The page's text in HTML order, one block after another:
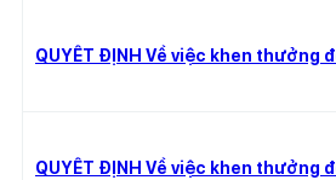
QUYẾT ĐỊNH Về việc khen thưởng
QUYẾT ĐỊNH Về việc khen thưởng